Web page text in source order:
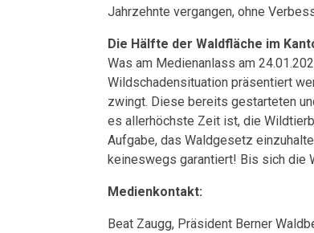
Jahrzehnte vergangen, ohne
Die Hälfte der Waldfläche im
Was am Medienanlass am
Wildschadensituation präsentiert
zwingt. Diese bereits gestarteten
es allerhöchste Zeit ist, die
Aufgabe, das Waldgesetz
keineswegs garantiert! Bis sich die
Medienkontakt:
Beat Zaugg, Präsident Berner